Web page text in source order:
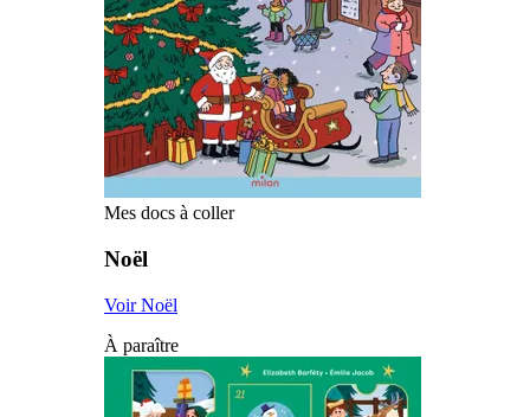
Mes docs à coller
Noël
Voir Noël
À paraître